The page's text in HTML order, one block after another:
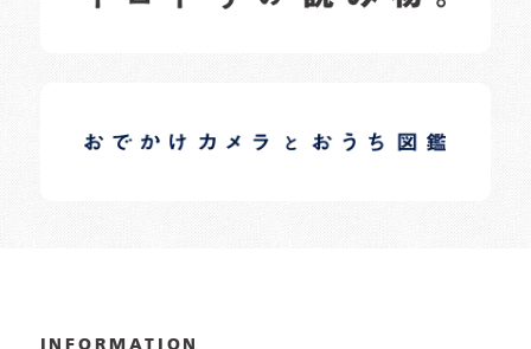
日常の様子など随時更新中です。